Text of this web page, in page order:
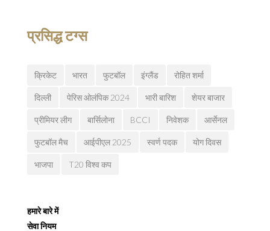
प्रसिद्ध टग्स
क्रिकेट भारत फुटबॉल इंग्लैंड रोहित शर्मा
दिल्ली पेरिस ओलंपिक 2024 भारी बारिश शेयर बाजार
प्रीमियर लीग बार्सिलोना BCCI निवेशक आर्सेनल
फुटबॉल मैच आईपीएल 2025 स्वर्ण पदक योग दिवस
भाजपा T20 विश्व कप
हमारे बारे में
सेवा नियम